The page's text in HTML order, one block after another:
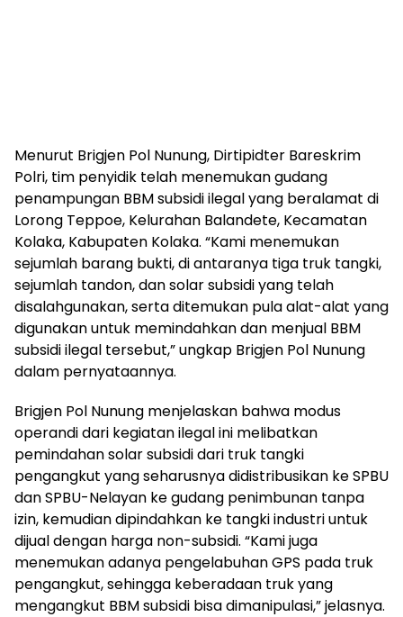
Menurut Brigjen Pol Nunung, Dirtipidter Bareskrim
Polri, tim penyidik telah menemukan gudang
penampungan BBM subsidi ilegal yang beralamat di
Lorong Teppoe, Kelurahan Balandete, Kecamatan
Kolaka, Kabupaten Kolaka. “Kami menemukan
sejumlah barang bukti, di antaranya tiga truk tangki,
sejumlah tandon, dan solar subsidi yang telah
disalahgunakan, serta ditemukan pula alat-alat yang
digunakan untuk memindahkan dan menjual BBM
subsidi ilegal tersebut,” ungkap Brigjen Pol Nunung
dalam pernyataannya.
Brigjen Pol Nunung menjelaskan bahwa modus
operandi dari kegiatan ilegal ini melibatkan
pemindahan solar subsidi dari truk tangki
pengangkut yang seharusnya didistribusikan ke SPBU
dan SPBU-Nelayan ke gudang penimbunan tanpa
izin, kemudian dipindahkan ke tangki industri untuk
dijual dengan harga non-subsidi. “Kami juga
menemukan adanya pengelabuhan GPS pada truk
pengangkut, sehingga keberadaan truk yang
mengangkut BBM subsidi bisa dimanipulasi,” jelasnya.